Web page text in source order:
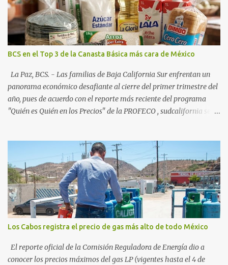
norte del estado. Comondú encabeza las expectativas con un
impresionante 89% de ocupación, impulsado por el interés
creciente en el turismo de naturaleza. Le siguen destinos
consolidados y emergentes: Los Cabos: 72% promedio (esperando
picos del 79% en Año Nuevo). La Paz: 66%. Loreto: 58%. Mulegé:
54%. "Estamos viendo un fenómeno de diversificación. Ya no solo
vienen por el lujo de Los Cabos, sino por la aut...
BCS en el Top 3 de la Canasta Básica más cara de México
La Paz, BCS. - Las familias de Baja California Sur enfrentan un
panorama económico desafiante al cierre del primer trimestre del
año, pues de acuerdo con el reporte más reciente del programa
"Quién es Quién en los Precios" de la PROFECO , sudcalifornia se
datos correspondientes al cierre de marzo y la primera semana de
abril revelan que adquirir el paquete de los 24 productos
esenciales alcanzó un precio de 942.50 pesos en la ciudad de La Paz
. Este monto fue detectado específicamente en el establecimiento
Bodega Aurrera ubicado en el fraccionamiento Camino Real,
superando la barrera de los 910 pesos establecida como meta por
el gobierno federal en el Paquete Contra la Inflación y la Carestía
(PACIC). Dentro del análisis por zonas geográficas, la entidad se
ubica en la región Centro-Norte , que comparte con estados como
Aguascaliente...
Los Cabos registra el precio de gas más alto de todo México
El reporte oficial de la Comisión Reguladora de Energía dio a
conocer los precios máximos del gas LP (vigentes hasta el 4 de